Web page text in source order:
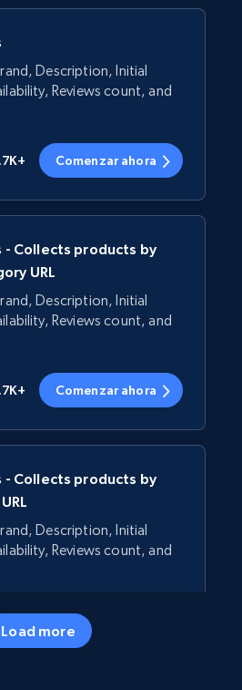
Description, Initial
Reviews count, and
Comenzar ahora
- Collects products by
URL
Description, Initial
Reviews count, and
Comenzar ahora
- Collects products by
Description, Initial
Reviews count, and
Comenzar ahora
Load more